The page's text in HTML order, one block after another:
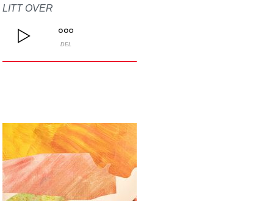
LITT OVER
DEL